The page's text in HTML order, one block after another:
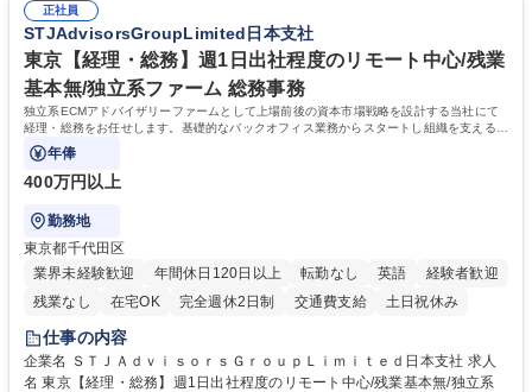
表するインフラ企業 #ポテンシャル採用
72.html ■エネルギーセキュリティの不安定化や気候変動による自然災害の
甚大化など、これまで以上に社会課題解決の重要性が高まっています。
「未来の日常」の創造に向けて持続可能な社会の実現に貢献してまいりま
す。 学歴・資格 学歴：大学院 大学 語学力： 資格：
正社員
STJAdvisorsGroupLimited日本支社
東京【経理・総務】週1日出社程度のリモート中心/残業
基本無/独立系ファーム 総務事務
独立系ECMアドバイザリーファームとして上場前後の資本市場戦略を設計する当社にて
経理・総務をお任せします。基礎的なバックオフィス業務からスタートし組織を支える専
任担当として広く活躍できる環境です。
年俸
400万円以上
勤務地
東京都千代田区
業界未経験歓迎
年間休日120日以上 転勤なし 英語
経験者歓迎
残業なし
在宅OK 完全週休2日制 交通費支給 土日祝休み
仕事の内容
企業名 ＳＴＪＡｄｖｉｓｏｒｓＧｒｏｕｐＬｉｍｉｔｅｄ日本支社 求人
名 東京【経理・総務】週1日出社程度のリモート中心/残業基本無/独立系